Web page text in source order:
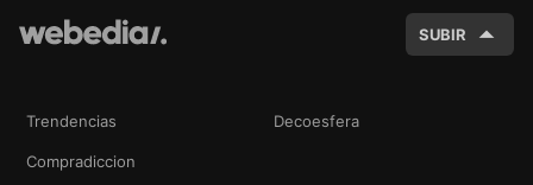
SUBIR
Trendencias Decoesfera
Compradiccion